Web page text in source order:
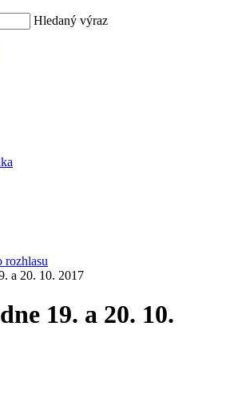
Hledaný výraz
rozhlasu
a 20. 10. 2017
19. a 20. 10.